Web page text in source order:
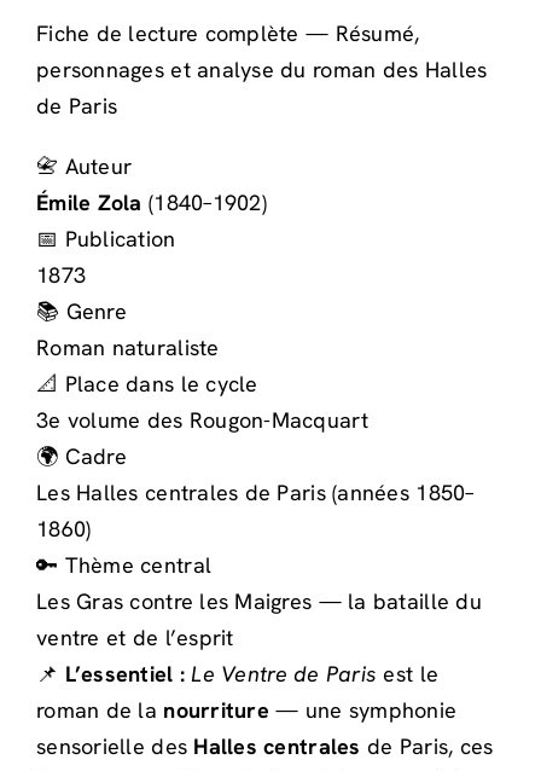
Fiche de lecture complète — Résumé,
personnages et analyse du roman des Halles
de Paris
📇 Auteur
Émile Zola (1840–1902)
📅 Publication
1873
📚 Genre
Roman naturaliste
📐 Place dans le cycle
3e volume des Rougon-Macquart
🌍 Cadre
Les Halles centrales de Paris (années 1850–
1860)
🔑 Thème central
Les Gras contre les Maigres — la bataille du
ventre et de l’esprit
📌 L’essentiel : Le Ventre de Paris est le
roman de la nourriture — une symphonie
sensorielle des Halles centrales de Paris, ces